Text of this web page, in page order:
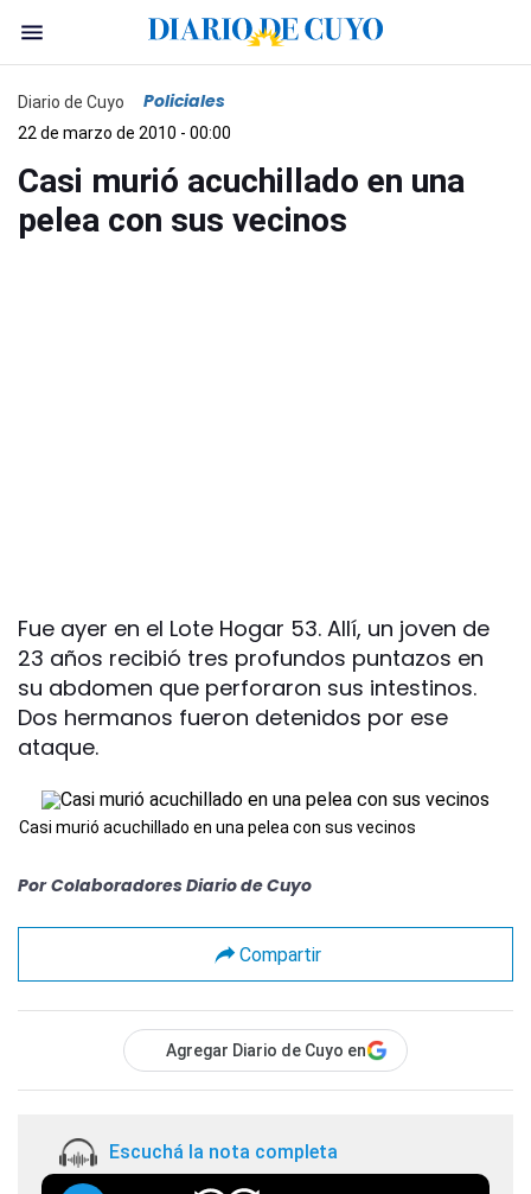
Diario de Cuyo Policiales
22 de marzo de 2010 - 00:00
Casi murió acuchillado en una
pelea con sus vecinos
Fue ayer en el Lote Hogar 53. Allí, un joven de
23 años recibió tres profundos puntazos en
su abdomen que perforaron sus intestinos.
Dos hermanos fueron detenidos por ese
ataque.
Casi murió acuchillado en una pelea con sus vecinos
Por Colaboradores Diario de Cuyo
Compartir
Agregar Diario de Cuyo en
Escuchá la nota completa